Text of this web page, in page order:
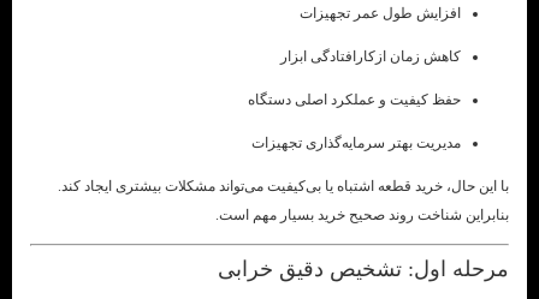
افزایش طول عمر تجهیزات
کاهش زمان ازکارافتادگی ابزار
حفظ کیفیت و عملکرد اصلی دستگاه
مدیریت بهتر سرمایه‌گذاری تجهیزات
با این حال، خرید قطعه اشتباه یا بی‌کیفیت می‌تواند مشکلات بیشتری ایجاد کند.
بنابراین شناخت روند صحیح خرید بسیار مهم است.
مرحله اول: تشخیص دقیق خرابی